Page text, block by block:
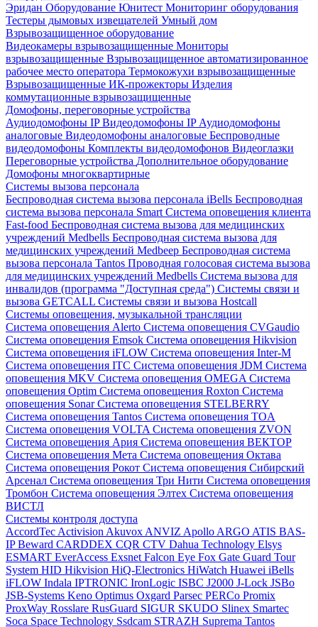
Эридан Оборудование Юнитест Мониторинг оборудования
Тестеры дымовых извещателей Умный дом
Взрывозащищенное оборудование
Видеокамеры взрывозащищенные Мониторы
взрывозащищенные Взрывозащищенное автоматизированное
рабочее место оператора Термокожухи взрывозащищенные
Взрывозащищенные ИК-прожекторы Изделия
коммутационные взрывозащищенные
Домофоны, переговорные устройства
Аудиодомофоны IPВидеодомофоны IP Аудиодомофоны
аналоговые Видеодомофоны аналоговые Беспроводные
видеодомофоны Комплекты видеодомофонов Видеоглазки
Переговорные устройства Дополнительное оборудование
Домофоны многоквартирные
Системы вызова персонала
Беспроводная система вызова персонала iBells Беспроводная
система вызова персонала Smart Система оповещения клиента
Fast-food Беспроводная система вызова для медицинских
учреждений Medbells Беспроводная система вызова для
медицинских учреждений Medbeep Беспроводная система
вызова персонала Tantos Проводная голосовая система вызова
для медицинских учреждений Medbells Система вызова для
инвалидов (программа "Доступная среда") Системы связи и
вызова GETCALL Системы связи и вызова Hostcall
Системы оповещения, музыкальной трансляции
Система оповещения Alerto Система оповещения CVGaudio
Система оповещения Emsok Система оповещения Hikvision
Система оповещения iFLOW Система оповещения Inter-M
Система оповещения ITC Система оповещения JDM Система
оповещения MKV Система оповещения OMEGA Система
оповещения Optim Система оповещения Roxton Система
оповещения SonarСистема оповещения STELBERRY
Система оповещения Tantos Система оповещения TOA
Система оповещения VOLTA Система оповещения ZVON
Система оповещения Ария Система оповещения ВЕКТОР
Система оповещения Мета Система оповещения Октава
Система оповещения Рокот Система оповещения Сибирский
Арсенал Система оповещения Три Нити Система оповещения
Тромбон Система оповещения Элтех Система оповещения
ВИСТЛ
Системы контроля доступа
AccordTec Activision Akuvox ANVIZ Apollo ARGO ATIS BAS-
IPBeward CARDDEX CQR CTV Dahua Technology Elsys
ESMART EverAccess Exsnet Falcon Eye Fox Gate Guard Tour
System HID Hikvision HiQ-Electronics HiWatch Huawei iBells
iFLOW Indala IPTRONIC IronLogic ISBC J2000 J-Lock JSBo
JSB-Systems Keno Optimus Oxgard Parsec PERCo Promix
ProxWay Rosslare RusGuard SIGUR SKUDO Slinex Smartec
Soca Space Technology Ssdcam STRAZH Suprema Tantos